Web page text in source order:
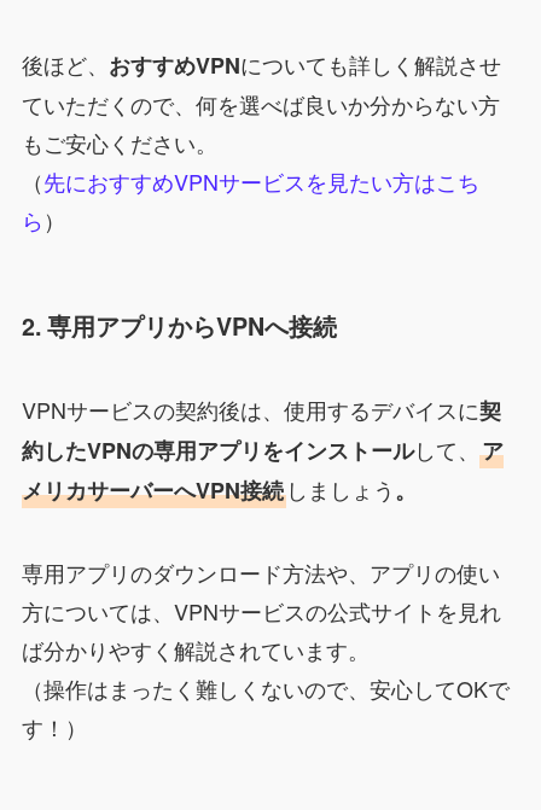
後ほど、 おすすめVPNについても詳しく解説させ
ていただくので、何を選べば良いか分からない方
もご安心ください。
（先におすすめVPNサービスを見たい方はこち
ら ）
2. 専用アプリからVPNへ接続
VPNサービスの契約後は、使用するデバイスに契
約したVPNの専用アプリをインストールして、 ア
メリカサーバーへVPN接続しましょう。
専用アプリのダウンロード方法や、アプリの使い
方については、VPNサービスの公式サイトを見れ
ば分かりやすく解説されています。
（操作はまったく難しくないので、安心してOKで
す！）